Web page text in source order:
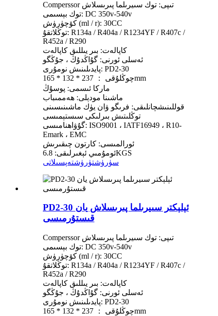
Comperssor تىپى: توك سىيرىلما پىرىسلاش
توك بېسىمى: DC 350v-540v
كۆچۈرۈش (ml / r): 30CC
توڭلاتقۇ: R134a / R404a / R1234YF / R407c /
R452a / R290
كاپالەت: بىر يىللىق كاپالەت
ئەسلى ئورنى: گۇاڭدۇڭ ، جۇڭگو
پايدىلىنىش نومۇرى: PD2-30
چوڭلۇقى ： 237 * 132 * 165mm
ماركا ئىسمى: پوسۇڭ
ماشىنا مودېلى: ھەممىباب
قوللىنىشچانلىقى: فرىگو ۋان يۈك ماشىنىسىنى
توڭلىتىش بىرلىكى سىستېمىسى
گۇۋاھنامىسى: ISO9001 ، IATF16949 ، R10-
Emark ، EMC
ئورالمىسى: كارتون چىقىرىش
ئومۇمىي ئېغىرلىقى: 6.8KGS
سۈرۈشتۈرۈشتەپسىلاتى
PD2-30 ئېلېكتر سىيرىلما پىرىسلاش يان
قىستۇرمىسى
Comperssor تىپى: توك سىيرىلما پىرىسلاش
توك بېسىمى: DC 350v-540v
كۆچۈرۈش (ml / r): 30CC
توڭلاتقۇ: R134a / R404a / R1234YF / R407c /
R452a / R290
كاپالەت: بىر يىللىق كاپالەت
ئەسلى ئورنى: گۇاڭدۇڭ ، جۇڭگو
پايدىلىنىش نومۇرى: PD2-30
چوڭلۇقى ： 237 * 132 * 165mm